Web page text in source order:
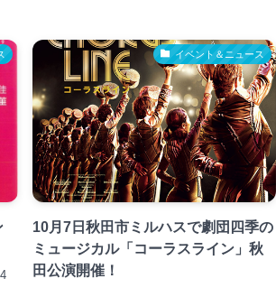
イベント＆ニュース
10月7日秋田市ミルハスで劇団四季の
ミュージカル「コーラスライン」秋
田公演開催！